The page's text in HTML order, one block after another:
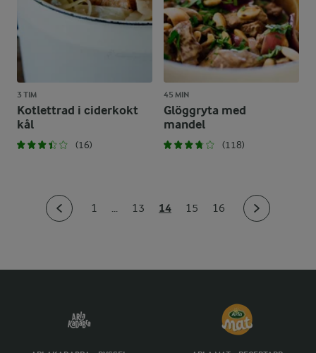
3 TIM
Kotlettrad i ciderkokt
kål
(16)
45 MIN
Glöggryta med
mandel
(118)
1 ... 13 14 15 16